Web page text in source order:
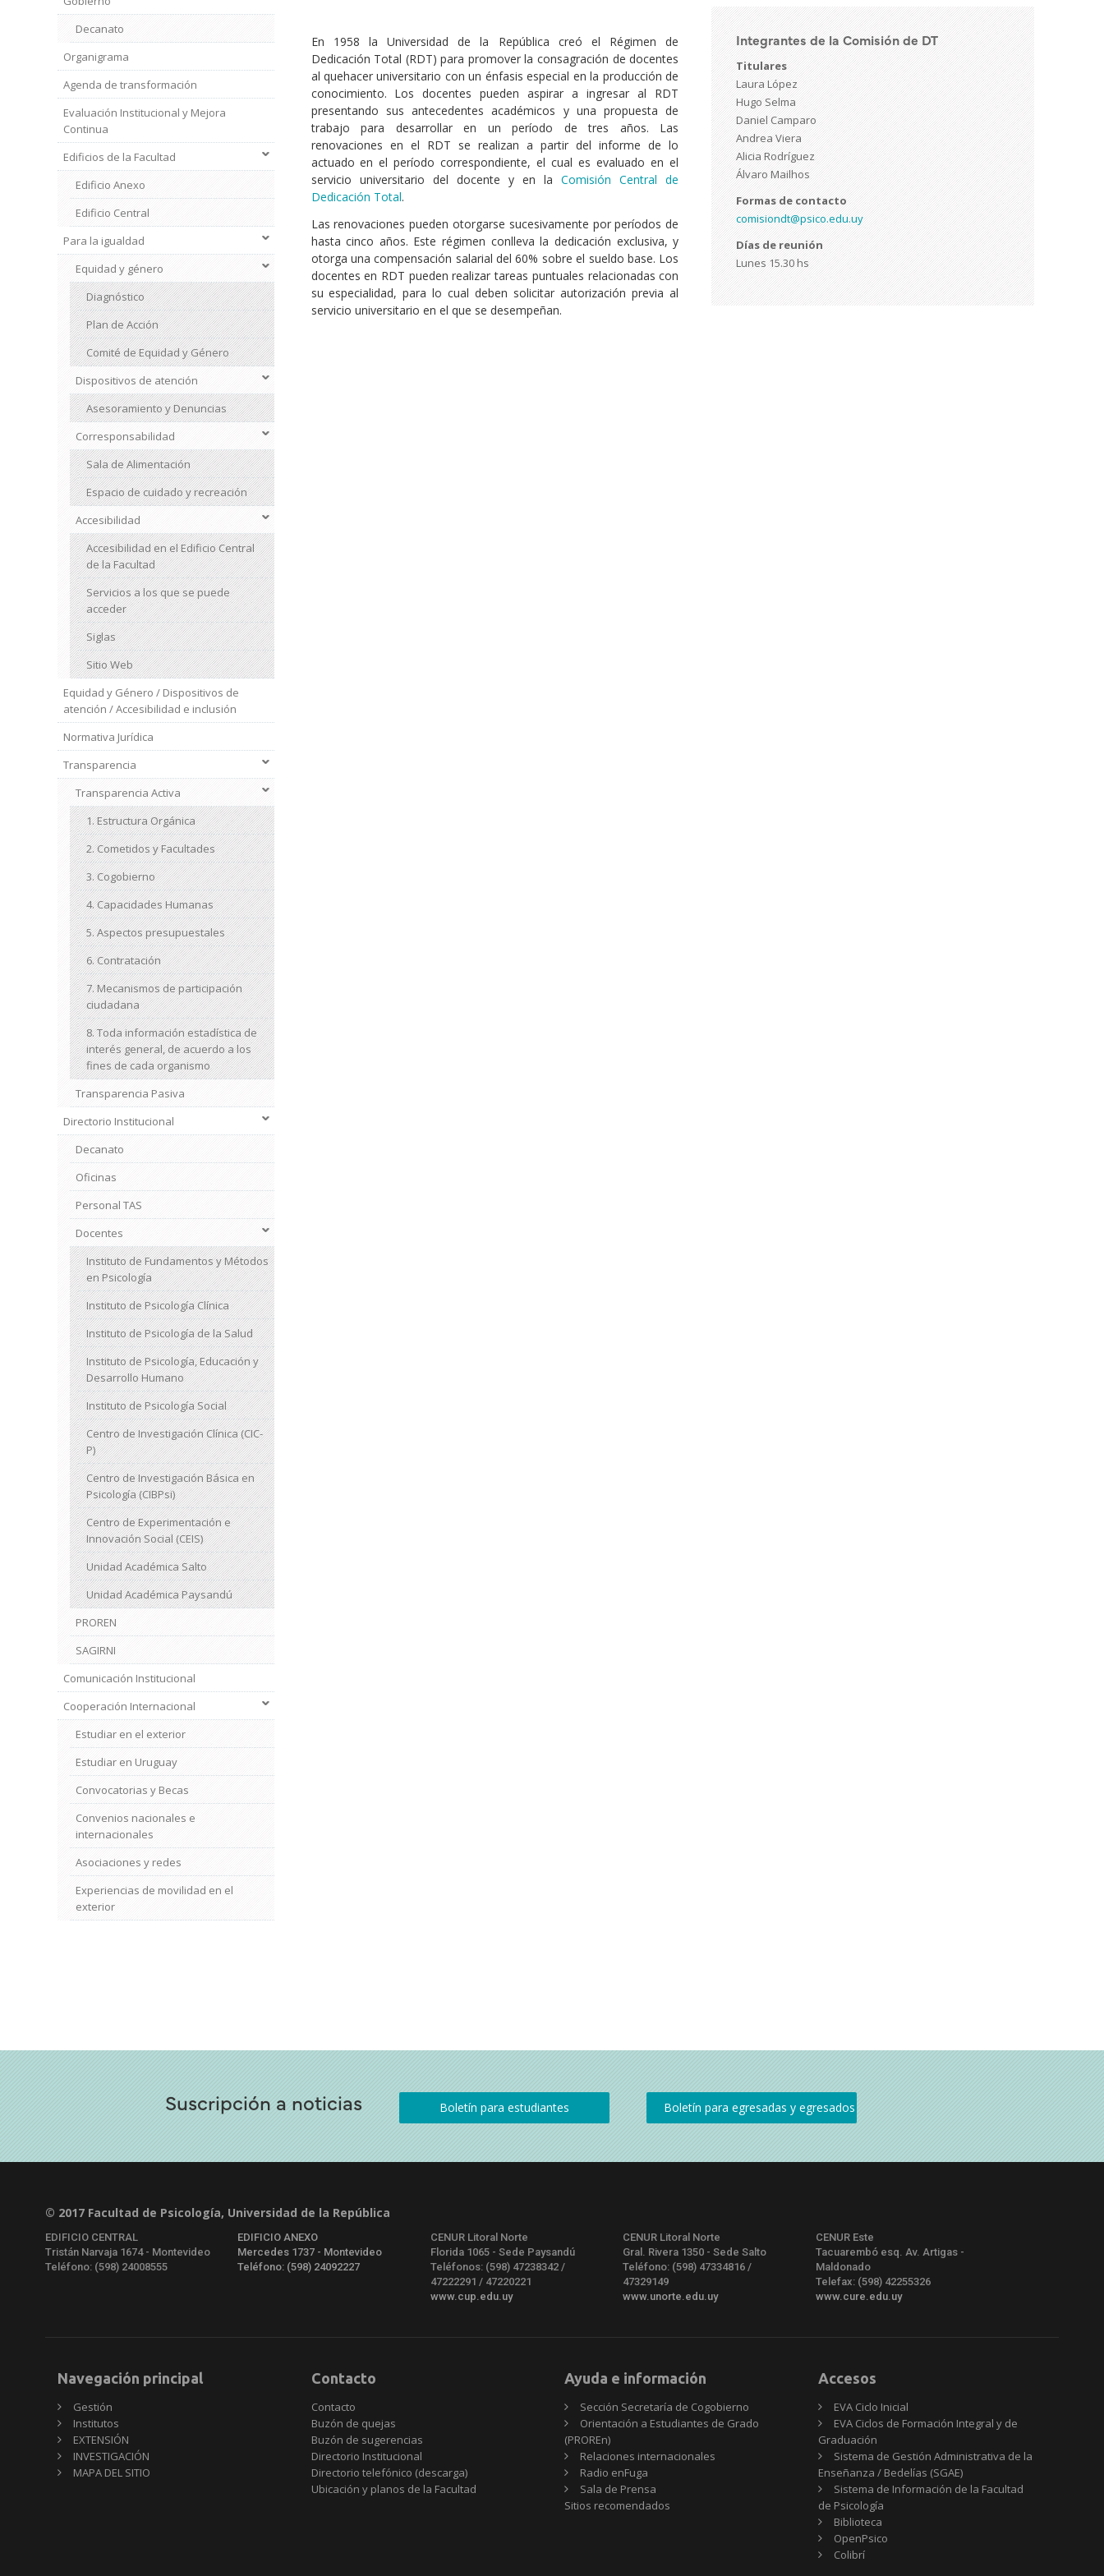
Decanato
Organigrama
Agenda de transformación
Evaluación Institucional y Mejora
Continua
Edificios de la Facultad
Edificio Anexo
Edificio Central
Institucional
Para la igualdad
Equidad y género
Diagnóstico
Plan de Acción
Comité de Equidad y Género
Dispositivos de atención
Asesoramiento y Denuncias
Corresponsabilidad
Sala de Alimentación
Espacio de cuidado y recreación
Accesibilidad
Accesibilidad en el Edificio Central
de la Facultad
Servicios a los que se puede
acceder
Siglas
Sitio Web
Equidad y Género / Dispositivos de
atención / Accesibilidad e inclusión
Normativa Jurídica
Transparencia
Transparencia Activa
1. Estructura Orgánica
2. Cometidos y Facultades
3. Cogobierno
4. Capacidades Humanas
5. Aspectos presupuestales
6. Contratación
7. Mecanismos de participación
ciudadana
8. Toda información estadística de
interés general, de acuerdo a los
fines de cada organismo
Transparencia Pasiva
Directorio Institucional
Decanato
Oficinas
Personal TAS
Docentes
Instituto de Fundamentos y Métodos
en Psicología
Instituto de Psicología Clínica
Instituto de Psicología de la Salud
Instituto de Psicología, Educación y
Desarrollo Humano
Instituto de Psicología Social
Centro de Investigación Clínica (CIC-
P)
Centro de Investigación Básica en
Psicología (CIBPsi)
Centro de Experimentación e
Innovación Social (CEIS)
Unidad Académica Salto
Unidad Académica Paysandú
PROREN
SAGIRNI
Comunicación Institucional
Cooperación Internacional
Estudiar en el exterior
Estudiar en Uruguay
Convocatorias y Becas
Convenios nacionales e
internacionales
Asociaciones y redes
Experiencias de movilidad en el
exterior
Integrantes de la Comisión de DT
Titulares
Laura López
Hugo Selma
Daniel Camparo
Andrea Viera
Alicia Rodríguez
Álvaro Mailhos
Formas de contacto
comisiondt@psico.edu.uy
Días de reunión
Lunes 15.30 hs
En 1958 la Universidad de la República creó el Régimen de
Dedicación Total (RDT) para promover la consagración de docentes
al quehacer universitario con un énfasis especial en la producción de
conocimiento. Los docentes pueden aspirar a ingresar al RDT
presentando sus antecedentes académicos y una propuesta de
trabajo para desarrollar en un período de tres años. Las
renovaciones en el RDT se realizan a partir del informe de lo
actuado en el período correspondiente, el cual es evaluado en el
servicio universitario del docente y en laComisión Central de
Dedicación Total.
Las renovaciones pueden otorgarse sucesivamente por períodos de
hasta cinco años. Este régimen conlleva la dedicación exclusiva, y
otorga una compensación salarial del 60% sobre el sueldo base. Los
docentes en RDT pueden realizar tareas puntuales relacionadas con
su especialidad, para lo cual deben solicitar autorización previa al
servicio universitario en el que se desempeñan.
Suscripción a noticias
© 2017 Facultad de Psicología, Universidad de la República
EDIFICIO CENTRAL
Tristán Narvaja 1674 - Montevideo
Teléfono: (598) 24008555
EDIFICIO ANEXO
Mercedes 1737 - Montevideo
Teléfono: (598) 24092227
CENUR Litoral Norte
Florida 1065 - Sede Paysandú
Teléfonos: (598) 47238342 /
47222291 / 47220221
www.cup.edu.uy
CENUR Litoral Norte
Gral. Rivera 1350 - Sede Salto
Teléfono: (598) 47334816 /
47329149
www.unorte.edu.uy
CENUR Este
Tacuarembó esq. Av. Artigas -
Maldonado
Telefax: (598) 42255326
www.cure.edu.uy
Navegación principal
Gestión
Institutos
EXTENSIÓN
INVESTIGACIÓN
MAPA DEL SITIO
Contacto
Contacto
Buzón de quejas
Buzón de sugerencias
Directorio Institucional
Directorio telefónico (descarga)
Ubicación y planos de la Facultad
Ayuda e información
Sección Secretaría de Cogobierno
Orientación a Estudiantes de Grado
(PROREn)
Relaciones internacionales
Radio enFuga
Sala de Prensa
Sitios
Sitios recomendados
Accesos
EVA Ciclo Inicial
EVA Ciclos de Formación Integral y de
Graduación
Sistema de Gestión Administrativa de la
Enseñanza / Bedelías (SGAE)
Sistema de Información de la Facultad
de Psicología
Biblioteca
OpenPsico
Colibrí